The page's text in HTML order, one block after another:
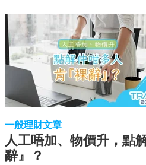
一般理財文章
人工唔加、物價升，點
辭』？